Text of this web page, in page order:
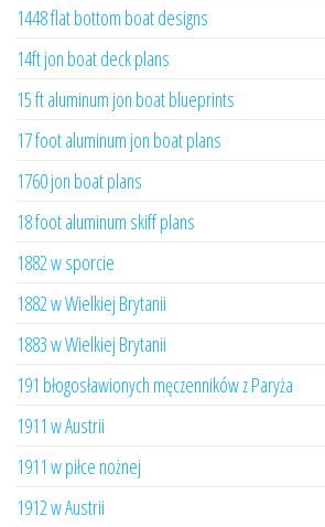
1448 flat bottom boat designs
14ft jon boat deck plans
15 ft aluminum jon boat blueprints
17 foot aluminum jon boat plans
1760 jon boat plans
18 foot aluminum skiff plans
1882 w sporcie
1882 w Wielkiej Brytanii
1883 w Wielkiej Brytanii
191 błogosławionych męczenników z Paryża
1911 w Austrii
1911 w piłce nożnej
1912 w Austrii